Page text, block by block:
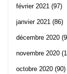
février 2021 (97)
janvier 2021 (86)
décembre 2020
novembre 2020
octobre 2020 (90)